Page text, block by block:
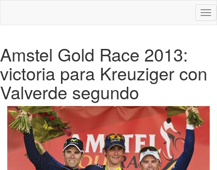
Amstel Gold Race 2013:
victoria para Kreuziger con
Valverde segundo